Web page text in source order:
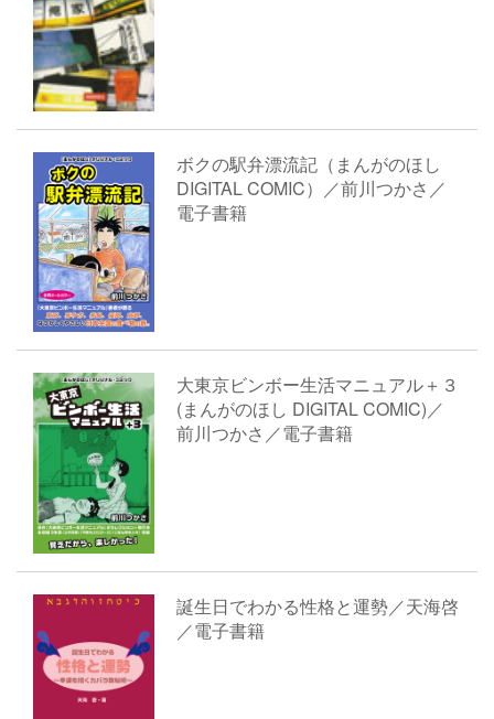
ボクの駅弁漂流記（まんがのほし
DIGITAL COMIC）／前川つかさ／
電子書籍
大東京ビンボー生活マニュアル＋３
(まんがのほし DIGITAL COMIC)／
前川つかさ／電子書籍
誕生日でわかる性格と運勢／天海啓
／電子書籍